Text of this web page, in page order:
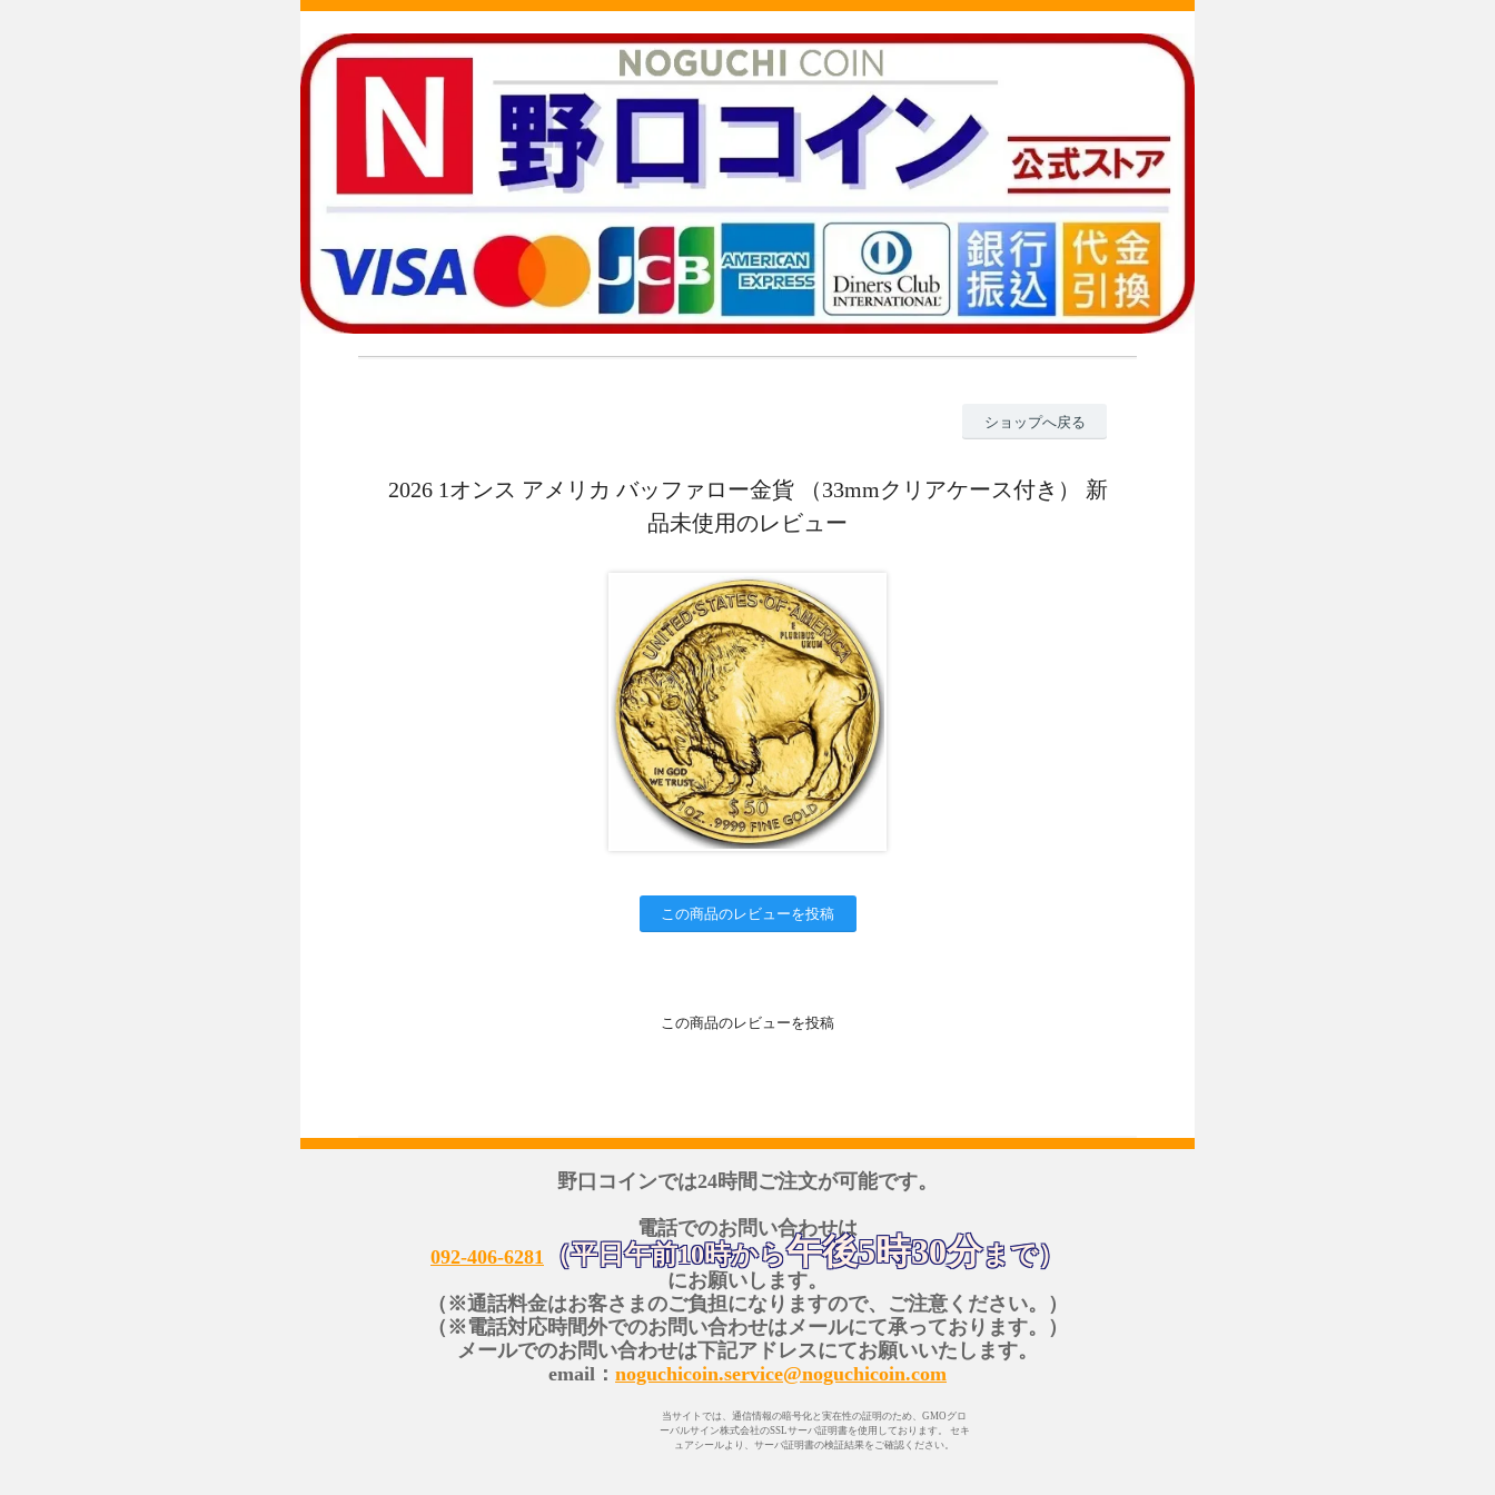
ショップへ戻る
2026 1オンス アメリカ バッファロー金貨 （33mmクリアケース付き） 新
品未使用のレビュー
この商品のレビューを投稿
この商品のレビューを投稿
野口コインでは24時間ご注文が可能です。
電話でのお問い合わせは
092-406-6281
（平日午前10時から午後5時30分まで）
にお願いします。
（※通話料金はお客さまのご負担になりますので、ご注意ください。）
（※電話対応時間外でのお問い合わせはメールにて承っております。）
メールでのお問い合わせは下記アドレスにてお願いいたします。
email： noguchicoin.service@noguchicoin.com
当サイトでは、通信情報の暗号化と実在性の証明のため、GMOグロ
ーバルサイン株式会社のSSLサーバ証明書を使用しております。 セキ
ュアシールより、サーバ証明書の検証結果をご確認ください。